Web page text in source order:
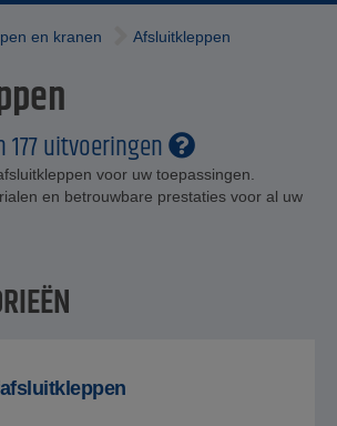
en kranen Afsluitkleppen
uitvoeringen
voor uw toepassingen.
en betrouwbare prestaties voor al uw